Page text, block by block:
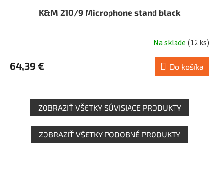
K&M 210/9 Microphone stand black
Na sklade (12 ks)
64,39 € Do košíka
ZOBRAZIŤ VŠETKY SÚVISIACE PRODUKTY
ZOBRAZIŤ VŠETKY PODOBNÉ PRODUKTY